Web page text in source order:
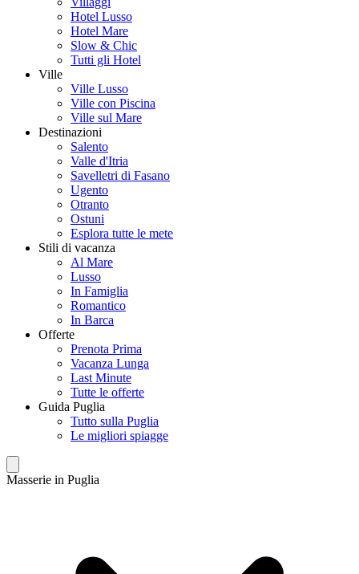
Hotel Lusso
Hotel Mare
Slow & Chic
Tutti gli Hotel
Ville
Ville Lusso
Ville con Piscina
Ville sul Mare
Destinazioni
Salento
Valle d'Itria
Savelletri di Fasano
Ugento
Otranto
Ostuni
Esplora tutte le mete
Stili di vacanza
Al Mare
Lusso
In Famiglia
Romantico
In Barca
Offerte
Prenota Prima
Vacanza Lunga
Last Minute
Tutte le offerte
Guida Puglia
Tutto sulla Puglia
Le migliori spiagge
Masserie in Puglia